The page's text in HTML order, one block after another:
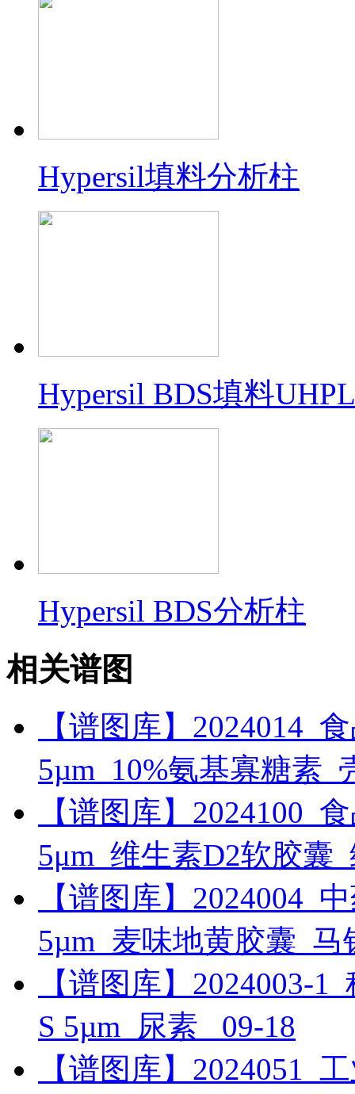
Hypersil填料分析柱
Hypersil BDS填料
Hypersil BDS分析柱
相关谱图
【谱图库】2024014_
5µm_10%氨基寡糖素
【谱图库】2024100_
5μm_维生素D2软胶囊
【谱图库】2024004_
5µm_麦味地黄胶囊_
【谱图库】2024003-
S 5µm_尿素_ 09-18
【谱图库】2024051_